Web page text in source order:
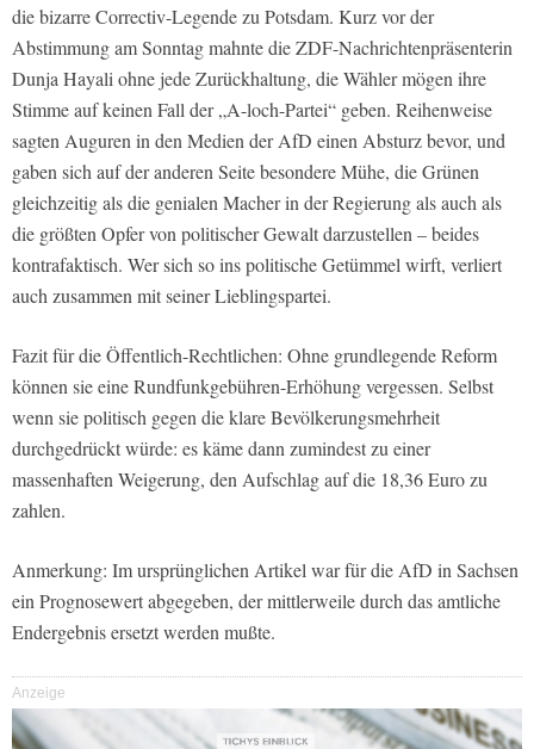
die bizarre Correctiv-Legende zu Potsdam. Kurz vor der
Abstimmung am Sonntag mahnte die ZDF-Nachrichtenpräsenterin
Dunja Hayali ohne jede Zurückhaltung, die Wähler mögen ihre
Stimme auf keinen Fall der „A-loch-Partei“ geben. Reihenweise
sagten Auguren in den Medien der AfD einen Absturz bevor, und
gaben sich auf der anderen Seite besondere Mühe, die Grünen
gleichzeitig als die genialen Macher in der Regierung als auch als
die größten Opfer von politischer Gewalt darzustellen – beides
kontrafaktisch. Wer sich so ins politische Getümmel wirft, verliert
auch zusammen mit seiner Lieblingspartei.
Fazit für die Öffentlich-Rechtlichen: Ohne grundlegende Reform
können sie eine Rundfunkgebühren-Erhöhung vergessen. Selbst
wenn sie politisch gegen die klare Bevölkerungsmehrheit
durchgedrückt würde: es käme dann zumindest zu einer
massenhaften Weigerung, den Aufschlag auf die 18,36 Euro zu
zahlen.
Anmerkung: Im ursprünglichen Artikel war für die AfD in Sachsen
ein Prognosewert abgegeben, der mittlerweile durch das amtliche
Endergebnis ersetzt werden mußte.
Anzeige